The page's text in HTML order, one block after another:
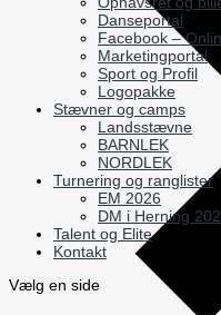
Danseportal
Facebook –
Marketingportal
Sport og Profil
Logopakke
Stævner og camps
Landsstævne
BARNLEK
NORDLEK
Turnering og ranglister
EM 2026
DM i Herning
Talent og Elite
Kontakt
Vælg en side